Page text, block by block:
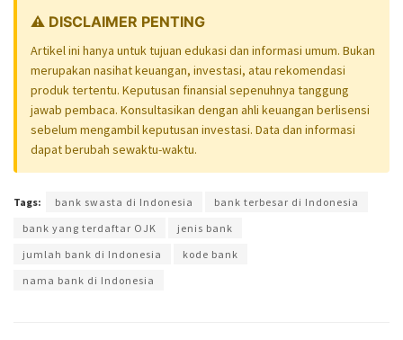
⚠️ DISCLAIMER PENTING
Artikel ini hanya untuk tujuan edukasi dan informasi umum. Bukan
merupakan nasihat keuangan, investasi, atau rekomendasi
produk tertentu. Keputusan finansial sepenuhnya tanggung
jawab pembaca. Konsultasikan dengan ahli keuangan berlisensi
sebelum mengambil keputusan investasi. Data dan informasi
dapat berubah sewaktu-waktu.
Tags: bank swasta di Indonesia
bank terbesar di Indonesia
bank yang terdaftar OJK
jenis bank
jumlah bank di Indonesia
kode bank
nama bank di Indonesia